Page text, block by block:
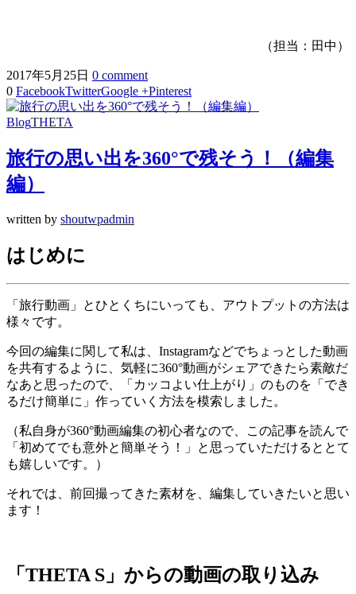
（担当：田中）
2017年5月25日 0 comment
0 FacebookTwitterGoogle +Pinterest
BlogTHETA
旅行の思い出を360°で残そう！（編集
編）
written by shoutwpadmin
はじめに
「旅行動画」とひとくちにいっても、アウトプットの方法は
様々です。
今回の編集に関して私は、Instagramなどでちょっとした動画
を共有するように、気軽に360°動画がシェアできたら素敵だ
なあと思ったので、「カッコよい仕上がり」のものを「でき
るだけ簡単に」作っていく方法を模索しました。
（私自身が360°動画編集の初心者なので、この記事を読んで
「初めてでも意外と簡単そう！」と思っていただけるととて
も嬉しいです。）
それでは、前回撮ってきた素材を、編集していきたいと思い
ます！
「THETA S」からの動画の取り込み